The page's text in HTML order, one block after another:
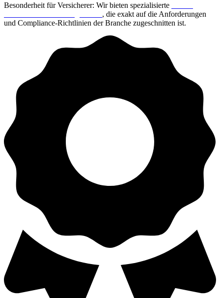
Besonderheit für Versicherer: Wir bieten spezialisierte
, die exakt auf die Anforderungen
und Compliance-Richtlinien der Branche zugeschnitten ist.